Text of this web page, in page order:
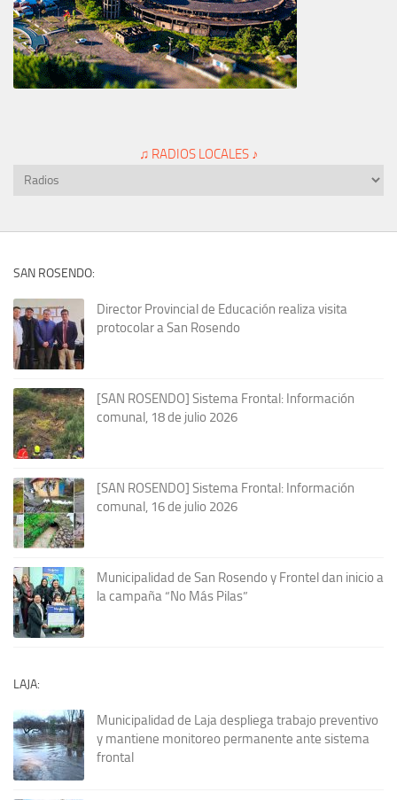
♫ RADIOS LOCALES ♪
SAN ROSENDO:
Director Provincial de Educación realiza visita
protocolar a San Rosendo
[SAN ROSENDO] Sistema Frontal: Información
comunal, 18 de julio 2026
[SAN ROSENDO] Sistema Frontal: Información
comunal, 16 de julio 2026
Municipalidad de San Rosendo y Frontel dan inicio a
la campaña “No Más Pilas”
LAJA:
Municipalidad de Laja despliega trabajo preventivo
y mantiene monitoreo permanente ante sistema
frontal